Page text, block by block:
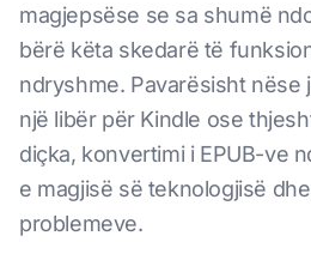
magjepsëse se sa shumë
bërë këta skedarë të
ndryshme. Pavarësisht nëse
një libër për Kindle ose
diçka, konvertimi i EPUB-ve
e magjisë së teknologjisë
problemeve.